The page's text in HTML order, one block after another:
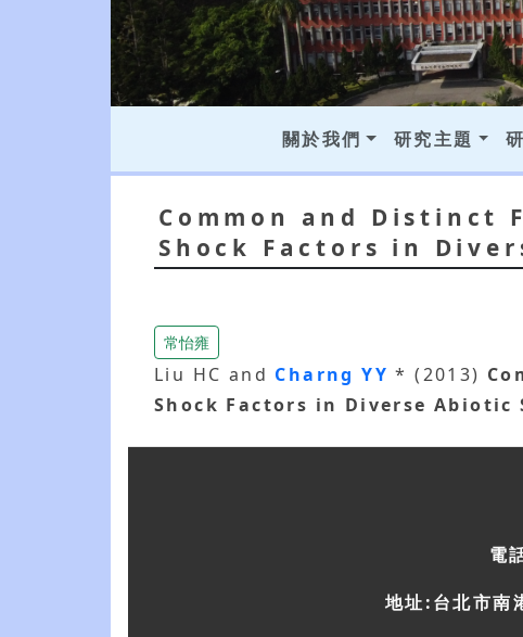
關於我們 研究主題
Common and Distinct
Shock Factors in
常怡雍
Liu HC and Charng YY* (2013)
Shock Factors in Diverse Abiotic
電
地址:台北市南